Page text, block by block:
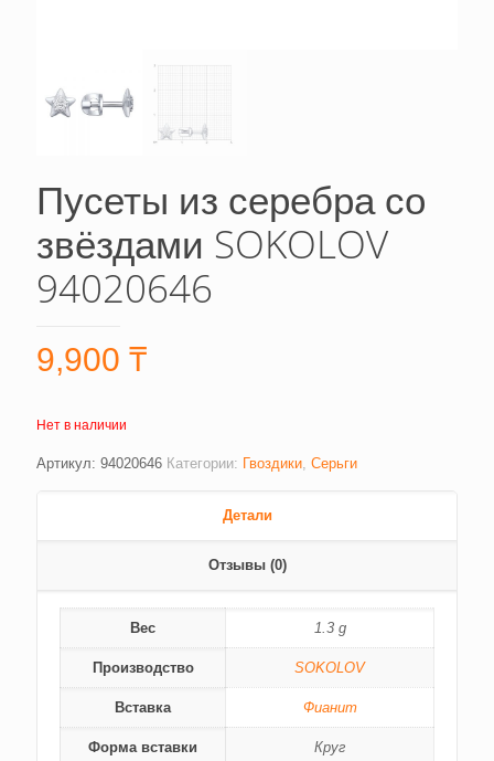
Пусеты из серебра со
звёздами SOKOLOV
94020646
9,900 ₸
Нет в наличии
Артикул: 94020646 Категории: Гвоздики Серьги
Детали
Отзывы (0)
Вес 1.3 g
Производство SOKOLOV
Вставка Фианит
Форма вставки Круг